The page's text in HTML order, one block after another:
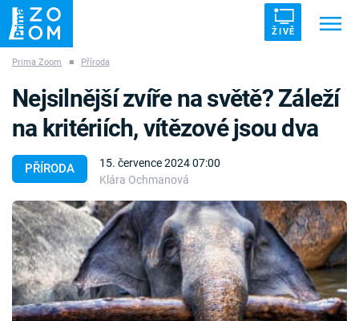
ŽIVĚ
ZÁHADY VETŘELCI DÁVNOVĚKU
Témata
Témata
Pořady
Prima Zoom ■ Příroda
PŘÍRODA
15. července 2024 07:00
Klára Ochmanová
Nejsilnější zvíře na světě? Záleží
na kritériích, vítězové jsou dva